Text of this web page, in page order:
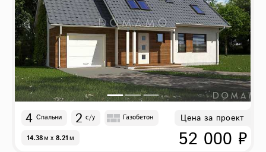
4 Спальни 2 с/у Газобетон
14.38м x 8.21м
Цена за проект
52 000 ₽